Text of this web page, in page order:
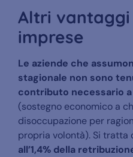
Altri
imprese
Le aziende che
stagionale non sono
contributo necessario a
(sostegno economico a
disoccupazione per
propria volontà). Si tratta
all’1,4% della